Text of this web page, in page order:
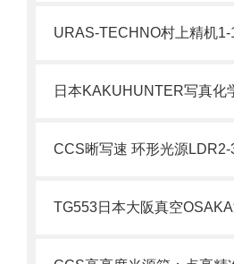
CCS晰写速 环形光源LDR2-